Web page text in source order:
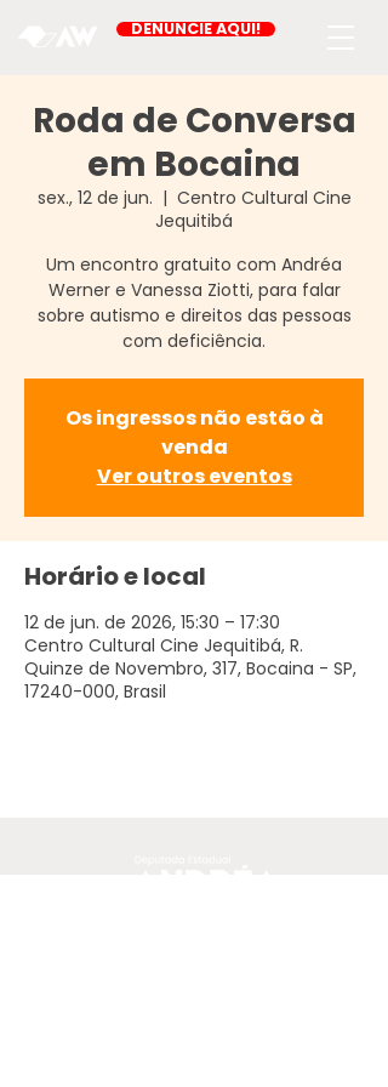
DENUNCIE AQUI!
Roda de Conversa
em Bocaina
sex., 12 de jun.
  |
Centro Cultural Cine
Jequitibá
Um encontro gratuito com Andréa
Werner e Vanessa Ziotti, para falar
sobre autismo e direitos das pessoas
com deficiência.
Os ingressos não estão à
venda
Ver outros eventos
Horário e local
12 de jun. de 2026, 15:30 – 17:30
Centro Cultural Cine Jequitibá, R.
Quinze de Novembro, 317, Bocaina - SP,
17240-000, Brasil